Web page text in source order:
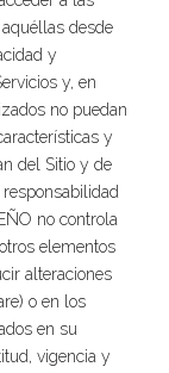
desde
y
y, en
no puedan
y
del Sitio y de
no controla
elementos
alteraciones
o en los
en su
vigencia y